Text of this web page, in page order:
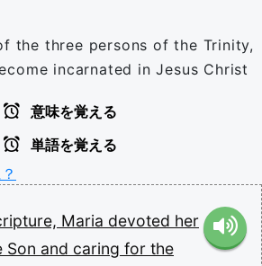
the three persons of the Trinity,
incarnated in Jesus Christ
意味を覚える
単語を覚える
Maria devoted her
Son and caring for the